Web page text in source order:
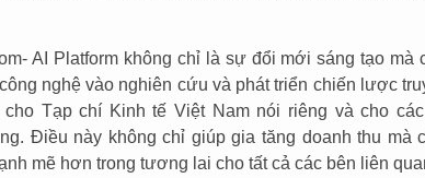
AI Platform không chỉ là sự đổi mới sáng tạo
nghệ vào nghiên cứu và phát triển chiến lược
cho Tạp chí Kinh tế Việt Nam nói riêng và cho
Điều này không chỉ giúp gia tăng doanh thu mà
mẽ hơn trong tương lai cho tất cả các bên liên